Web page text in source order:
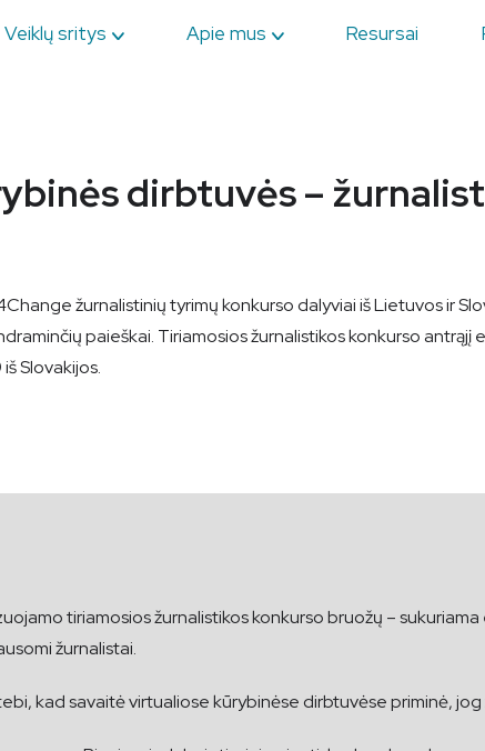
Veiklų sritys Apie mus Resursai
dirbtuvės –
žurnalistinių tyrimų konkurso dalyviai iš Lietuvos ir
paieškai. Tiriamosios žurnalistikos konkurso
Slovakijos.
tiriamosios žurnalistikos konkurso bruožų –
žurnalistai.
kad savaitė virtualiose kūrybinėse dirbtuvėse priminė,